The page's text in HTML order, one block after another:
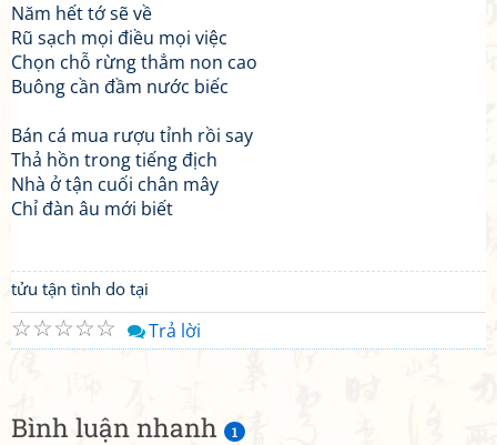
Bình luận nhanh 1
Năm hết tớ sẽ về
Rũ sạch mọi điều mọi việc
Chọn chỗ rừng thẳm non cao
Buông cần đầm nước biếc
Bán cá mua rượu tỉnh rồi say
Thả hồn trong tiếng địch
Nhà ở tận cuối chân mây
Chỉ đàn âu mới biết
tửu tận tình do tại
☆
☆
☆
☆
☆ Trả lời